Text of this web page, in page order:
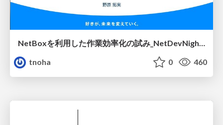
NetBoxを利用した作業効率化の試み_NetDevNight4
tnoha
0 460